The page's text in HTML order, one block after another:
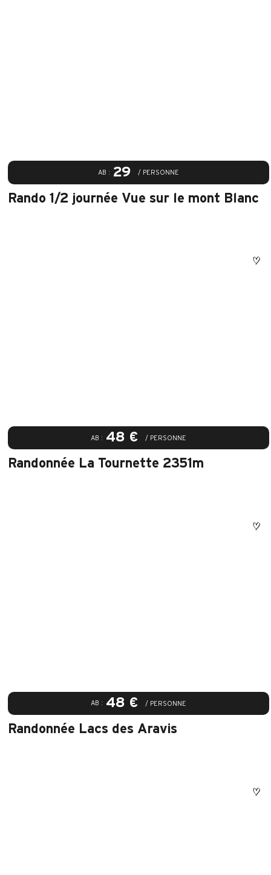
AB : 29 / PERSONNE
Rando 1/2 journée Vue sur le mont Blanc
AB : 48 € / PERSONNE
Randonnée La Tournette 2351m
AB : 48 € / PERSONNE
Randonnée Lacs des Aravis